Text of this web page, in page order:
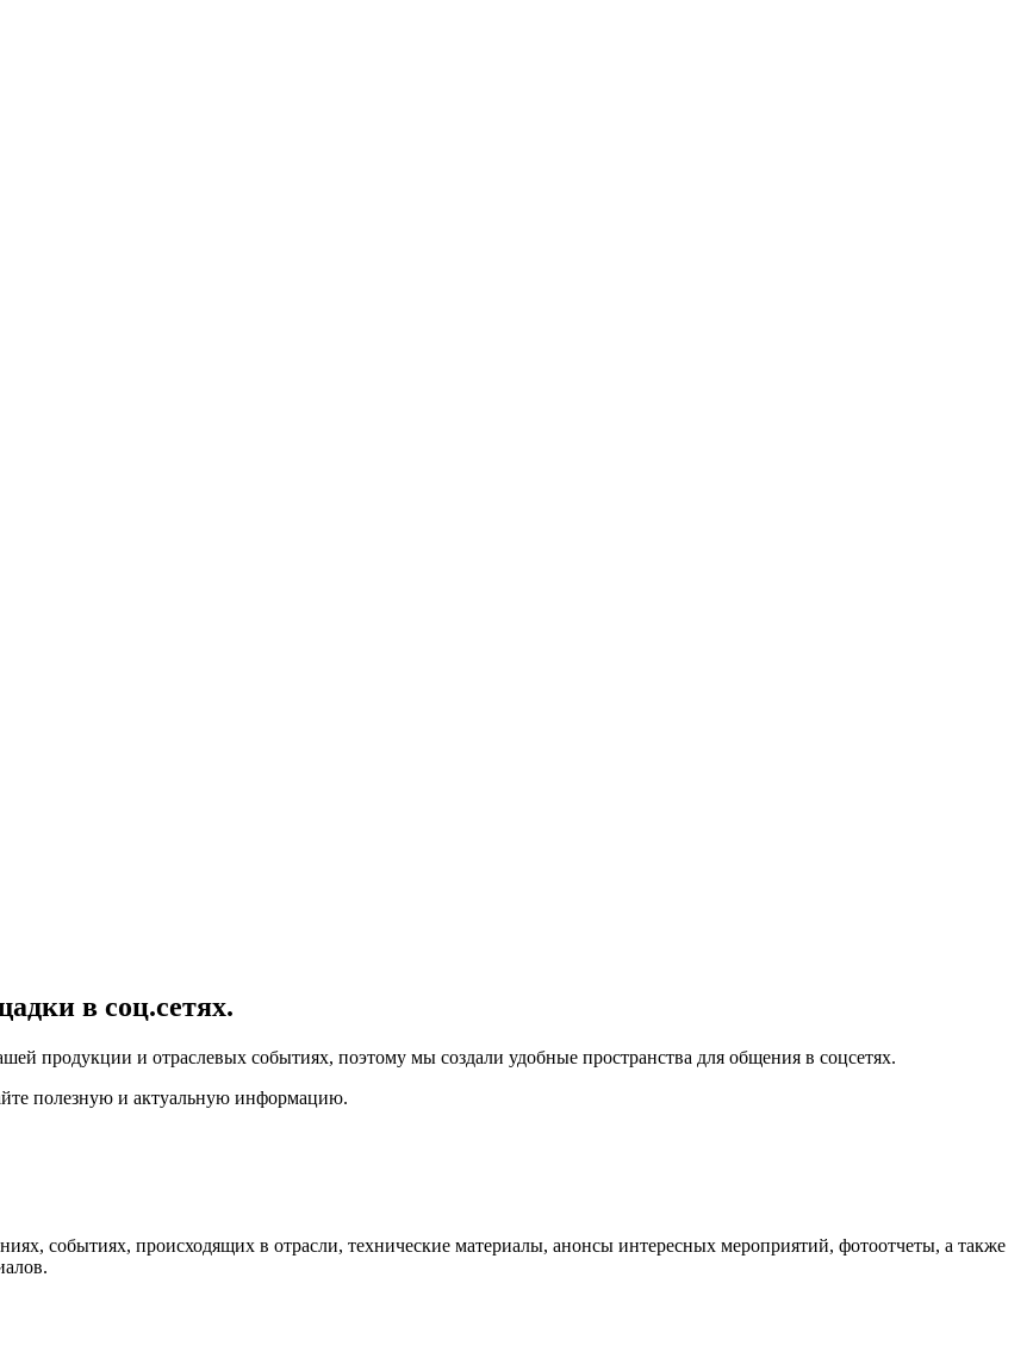
в соц.сетях.
продукции и отраслевых событиях, поэтому мы создали удобные пространства для общения в соцсетях.
полезную и актуальную информацию.
событиях, происходящих в отрасли, технические материалы, анонсы интересных мероприятий, фотоотчеты, а также